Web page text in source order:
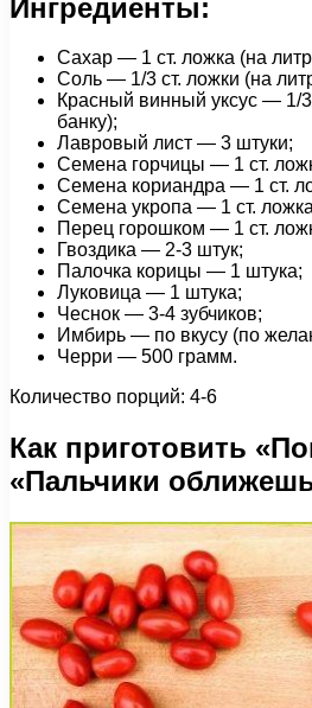
Ингредиенты:
Сахар — 1 cт. ложка (на
Соль — 1/3 ст. ложки (на
Красный винный уксус — 1/
банку);
Лавровый лист — 3 штуки;
Семена горчицы — 1 ст.
Семена кориандра — 1 ст.
Семена укропа — 1 ст.
Перец горошком — 1 ст.
Гвоздика — 2-3 штук;
Палочка корицы — 1 штука;
Луковица — 1 штука;
Чеснок — 3-4 зубчиков;
Имбирь — по вкусу (по
Черри — 500 грамм.
Количество порций: 4-6
Как приготовить
«Пальчики